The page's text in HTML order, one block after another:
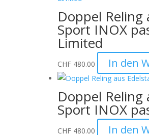
Doppel Reling
Sport INOX
Limited
CHF480.00 In den
Doppel Reling
Sport INOX
CHF480.00 In den